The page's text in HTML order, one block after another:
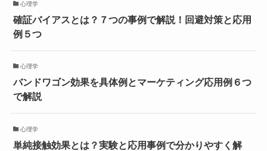
心理学
確証バイアスとは？７つの事例で解説！回避対策と応用
例５つ
心理学
バンドワゴン効果を具体例とマーケティング応用例６つ
で解説
心理学
単純接触効果とは？実験と応用事例で分かりやすく解